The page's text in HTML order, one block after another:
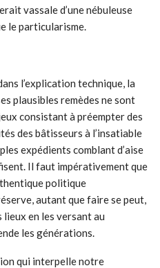
vassale d’une nébuleuse
le particularisme.
l’explication technique, la
plausibles remèdes ne sont
consistant à préempter des
des bâtisseurs à l’insatiable
expédients comblant d’aise
Il faut impérativement que
politique
autant que faire se peut,
en les versant au
les générations.
qui interpelle notre